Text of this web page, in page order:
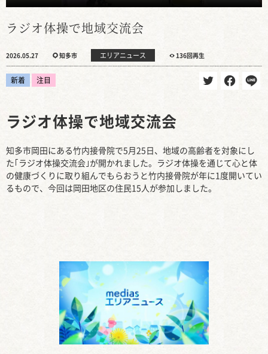
ラジオ体操で地域交流会
2026.05.27 知多市 エリアニュース 136回再生
新着 注目
ラジオ体操で地域交流会
知多市岡田にある竹内接骨院で5月25日、地域の高齢者を対象にし
た｢ラジオ体操交流会｣が開かれました。ラジオ体操を通じて心と体
の健康づくりに取り組んでもらおうと竹内接骨院が年に1度開いてい
るもので、今回は岡田地区の住民15人が参加しました。